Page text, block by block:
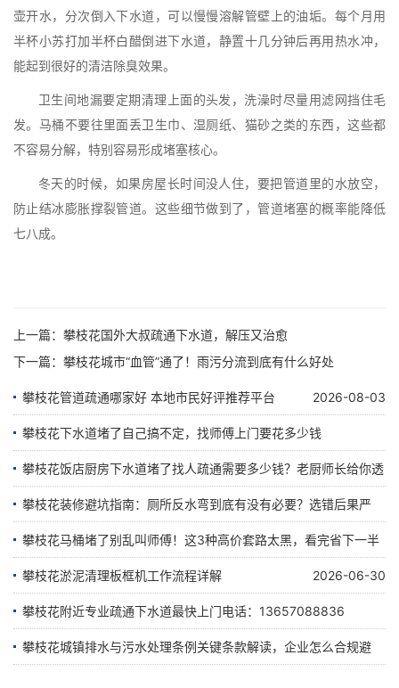
壶开水，分次倒入下水道，可以慢慢溶解管壁上的油垢。每个月用
半杯小苏打加半杯白醋倒进下水道，静置十几分钟后再用热水冲，
能起到很好的清洁除臭效果。
卫生间地漏要定期清理上面的头发，洗澡时尽量用滤网挡住毛
发。马桶不要往里面丢卫生巾、湿厕纸、猫砂之类的东西，这些都
不容易分解，特别容易形成堵塞核心。
冬天的时候，如果房屋长时间没人住，要把管道里的水放空，
防止结冰膨胀撑裂管道。这些细节做到了，管道堵塞的概率能降低
七八成。
上一篇： 攀枝花国外大叔疏通下水道，解压又治愈
下一篇： 攀枝花城市“血管”通了！雨污分流到底有什么好处
攀枝花管道疏通哪家好 本地市民好评推荐平台 2026-08-03
攀枝花下水道堵了自己搞不定，找师傅上门要花多少钱
2026-08-02
攀枝花饭店厨房下水道堵了找人疏通需要多少钱？老厨师长给你透
个底
2026-07-25
攀枝花装修避坑指南：厕所反水弯到底有没有必要？选错后果严
重！
2026-07-21
攀枝花马桶堵了别乱叫师傅！这3种高价套路太黑，看完省下一半
钱
2026-07-12
攀枝花淤泥清理板框机工作流程详解 2026-06-30
攀枝花附近专业疏通下水道最快上门电话：13657088836
2026-06-28
攀枝花城镇排水与污水处理条例关键条款解读，企业怎么合规避